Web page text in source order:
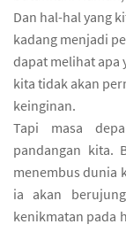
Dan hal-hal yang
kadang menjadi
dapat melihat apa
kita tidak akan
keinginan.
Tapi masa
pandangan kita.
menembus dunia
ia akan
kenikmatan pada